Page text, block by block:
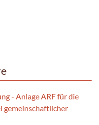
- Anlage ARF für die
gemeinschaftlicher